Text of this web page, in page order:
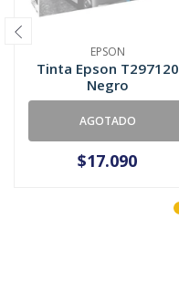
EPSON
Tinta Epson T297120
Negro
AGOTADO
$17.090